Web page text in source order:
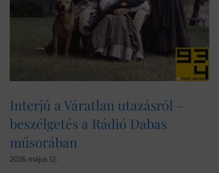
Interjú a Váratlan utazásról –
beszélgetés a Rádió Dabas
műsorában
2026. május 12.